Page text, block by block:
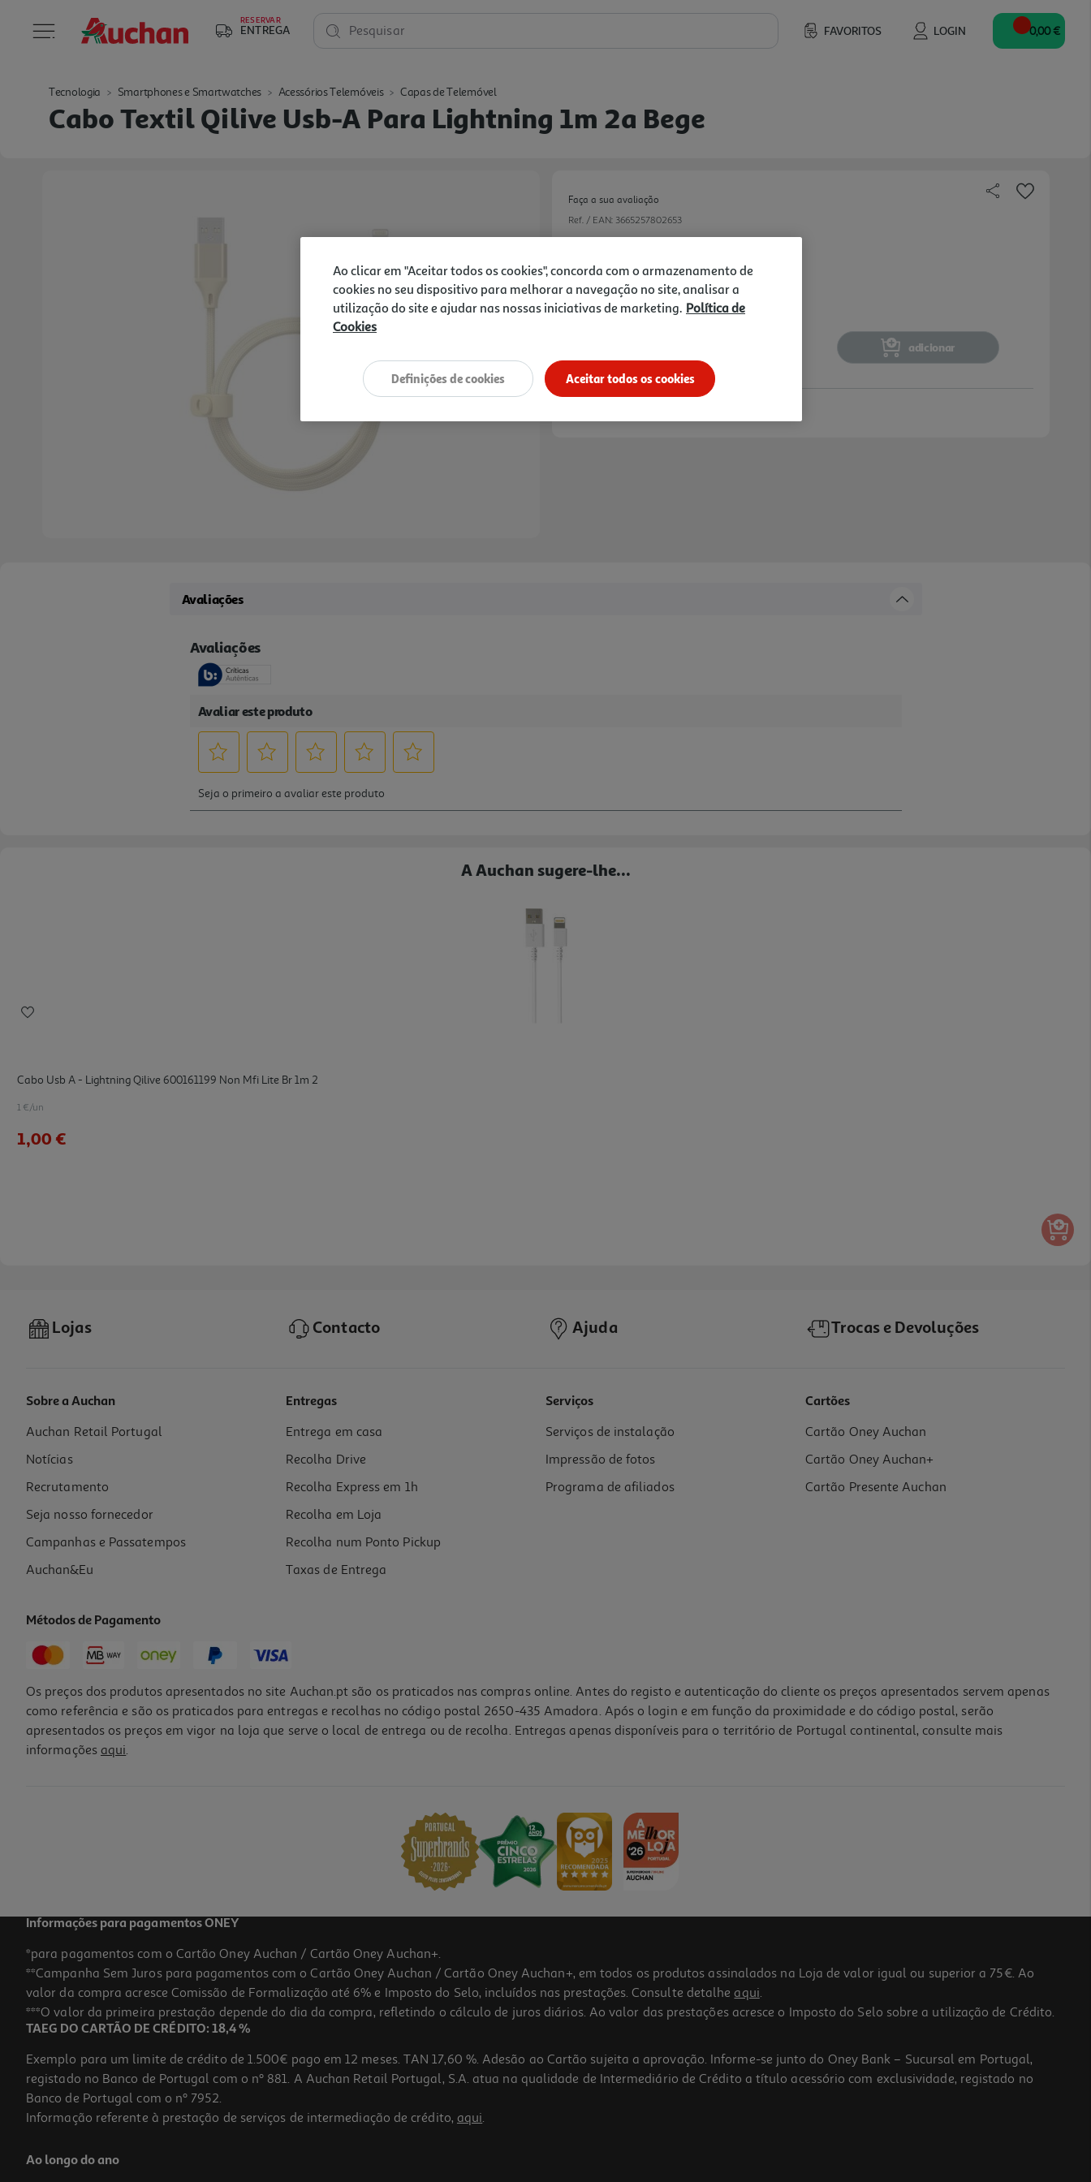
RESERVAR
ENTREGA FAVORITOS LOGIN
Pesquisar 0,00 €
Tecnologia Smartphones e Smartwatches Acessórios Telemóveis Capas de Telemóvel
Cabo Textil Qilive Usb-A Para Lightning 1m 2a Bege
Faça a sua avaliação
Ref. / EAN: 3665257802653
4,49 €
adicionar
Avaliações
A Auchan sugere-lhe...
Cabo Usb A - Lightning Qilive 600161199 Non Mfi Lite Br 1m 2
1 €/un
1,00 €
Cabo Usba To Musb Qilive 600183376 Preto 3m 2.1a
6.99 €/un
6,99 €
5.99 €/un
Lojas Contacto Ajuda Trocas e Devoluções
Sobre a Auchan
Auchan Retail Portugal
Notícias
Recrutamento
Seja nosso fornecedor
Campanhas e Passatempos
Auchan&Eu
Entregas
Entrega em casa
Recolha Drive
Recolha Express em 1h
Recolha em Loja
Recolha num Ponto Pickup
Taxas de Entrega
Serviços
Serviços de instalação
Impressão de fotos
Programa de afiliados
Cartões
Cartão Oney Auchan
Cartão Oney Auchan+
Cartão Presente Auchan
Métodos de Pagamento
Os preços dos produtos apresentados no site Auchan.pt são os praticados nas compras online. Antes do registo e autenticação do cliente os preços apresentados servem apenas
como referência e são os praticados para entregas e recolhas no código postal 2650-435 Amadora. Após o login e em função da proximidade e do código postal, serão
apresentados os preços em vigor na loja que serve o local de entrega ou de recolha. Entregas apenas disponíveis para o território de Portugal continental, consulte mais
informações aqui.
Informações para pagamentos ONEY
*para pagamentos com o Cartão Oney Auchan / Cartão Oney Auchan+.
**Campanha Sem Juros para pagamentos com o Cartão Oney Auchan / Cartão Oney Auchan+, em todos os produtos assinalados na Loja de valor igual ou superior a 75€. Ao
valor da compra acresce Comissão de Formalização até 6% e Imposto do Selo, incluídos nas prestações. Consulte detalhe aqui.
***O valor da primeira prestação depende do dia da compra, refletindo o cálculo de juros diários. Ao valor das prestações acresce o Imposto do Selo sobre a utilização de Crédito.
TAEG DO CARTÃO DE CRÉDITO: 18,4 %
Exemplo para um limite de crédito de 1.500€ pago em 12 meses. TAN 17,60 %. Adesão ao Cartão sujeita a aprovação. Informe-se junto do Oney Bank – Sucursal em Portugal,
registado no Banco de Portugal com o nº 881. A Auchan Retail Portugal, S.A. atua na qualidade de Intermediário de Crédito a título acessório com exclusividade, registado no
Banco de Portugal com o nº 7952.
Informação referente à prestação de serviços de intermediação de crédito, aqui.
Ao longo do ano
Ao clicar em "Aceitar todos os cookies", concorda com o armazenamento de
cookies no seu dispositivo para melhorar a navegação no site, analisar a
utilização do site e ajudar nas nossas iniciativas de marketing. Política de
Cookies
Aceitar todos os cookies
Definições de cookies